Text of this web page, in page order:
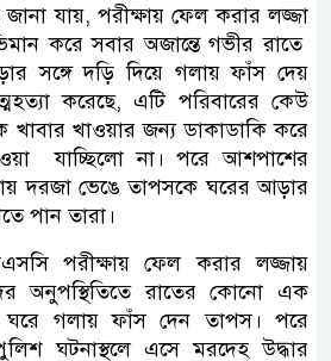
যায়, পরীক্ষায় ফেল করার লজ্জা
করে সবার অজান্তে গভীর রাতে
সঙ্গে দড়ি দিয়ে গলায় ফাঁস দেয়
করেছে, এটি পরিবারের কেউ
খাবার খাওয়ার জন্য ডাকাডাকি করে
যাচ্ছিলো না। পরে আশপাশের
দরজা ভেঙে তাপসকে ঘরের আড়ার
পান তারা।
পরীক্ষায় ফেল করার লজ্জায়
অনুপস্থিতিতে রাতের কোনো এক
গলায় ফাঁস দেন তাপস। পরে
ঘটনাস্থলে এসে মরদেহ উদ্ধার